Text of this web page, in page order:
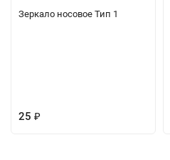
Зеркало носовое Тип 1
25 ₽